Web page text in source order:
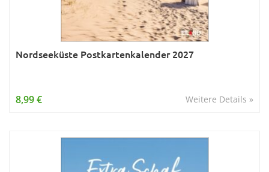
Verkehr & Technik
Was ist was
Was ist was; Städte
Young Adult
Nordseeküste Postkartenkalender 2027
Weitere Details »
8,99 €